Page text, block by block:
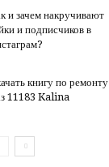
и зачем накручивают
и подписчиков в
книгу по ремонту
11183 Kalina